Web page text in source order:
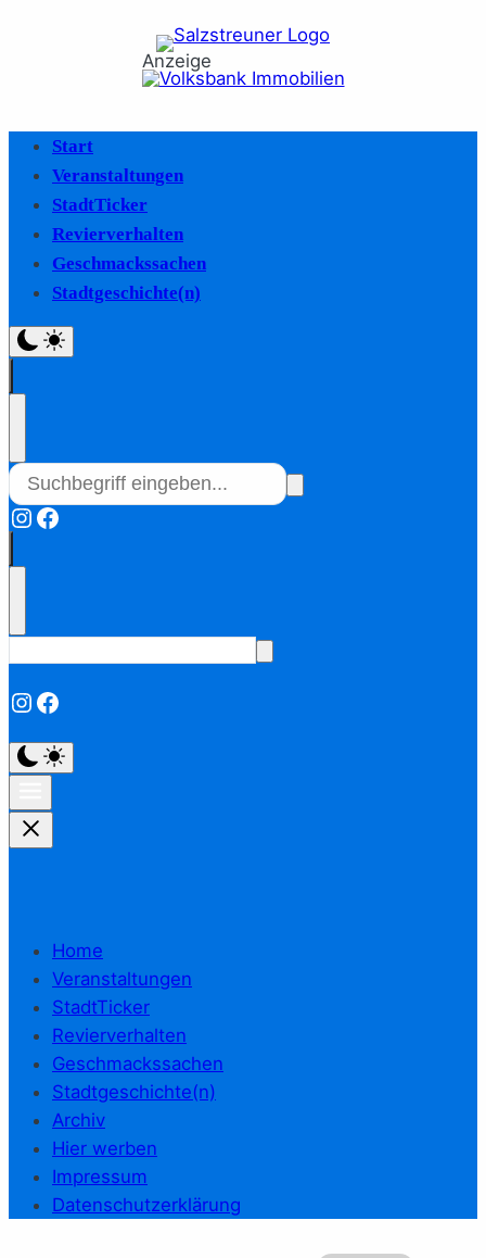
Anzeige
Start
Veranstaltungen
StadtTicker
Revierverhalten
Geschmackssachen
Stadtgeschichte(n)
Instagram
Facebook
Instagram
Facebook
Home
Veranstaltungen
StadtTicker
Revierverhalten
Geschmackssachen
Stadtgeschichte(n)
Archiv
Hier werben
Impressum
Datenschutzerklärung